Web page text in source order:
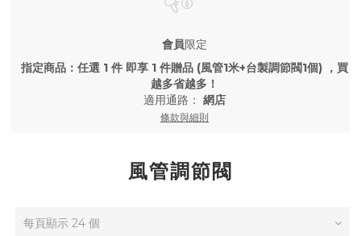
會員限定
指定商品：任選 1 件 即享 1 件贈品 (風管1米+台製調節閥1個) ，買
越多省越多！
適用通路： 網店
條款與細則
風管調節閥
每頁顯示 24 個